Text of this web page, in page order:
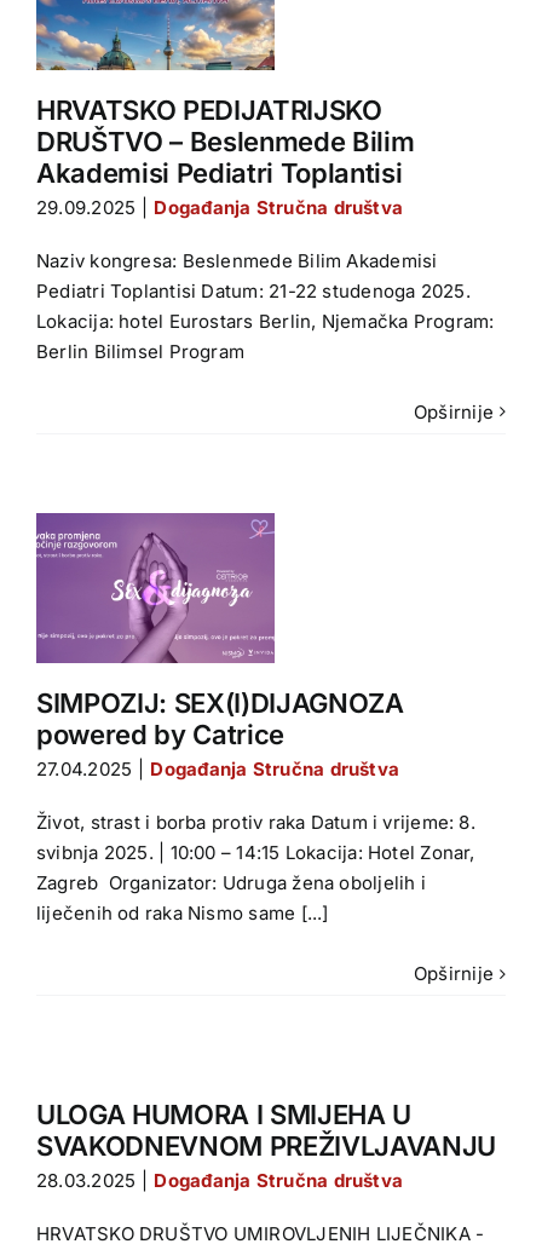
HRVATSKO PEDIJATRIJSKO
DRUŠTVO – Beslenmede Bilim
Akademisi Pediatri Toplantisi
29.09.2025 Događanja Stručna društva
Naziv kongresa: Beslenmede Bilim Akademisi
Pediatri Toplantisi Datum: 21-22 studenoga 2025.
Lokacija: hotel Eurostars Berlin, Njemačka Program:
Berlin Bilimsel Program
Opširnije
SIMPOZIJ: SEX(I)DIJAGNOZA
powered by Catrice
27.04.2025 Događanja Stručna društva
Život, strast i borba protiv raka Datum i vrijeme: 8.
svibnja 2025. | 10:00 – 14:15 Lokacija: Hotel Zonar,
Zagreb Organizator: Udruga žena oboljelih i
liječenih od raka Nismo same [...]
Opširnije
ULOGA HUMORA I SMIJEHA U
SVAKODNEVNOM PREŽIVLJAVANJU
28.03.2025 Događanja Stručna društva
HRVATSKO DRUŠTVO UMIROVLJENIH LIJEČNIKA -